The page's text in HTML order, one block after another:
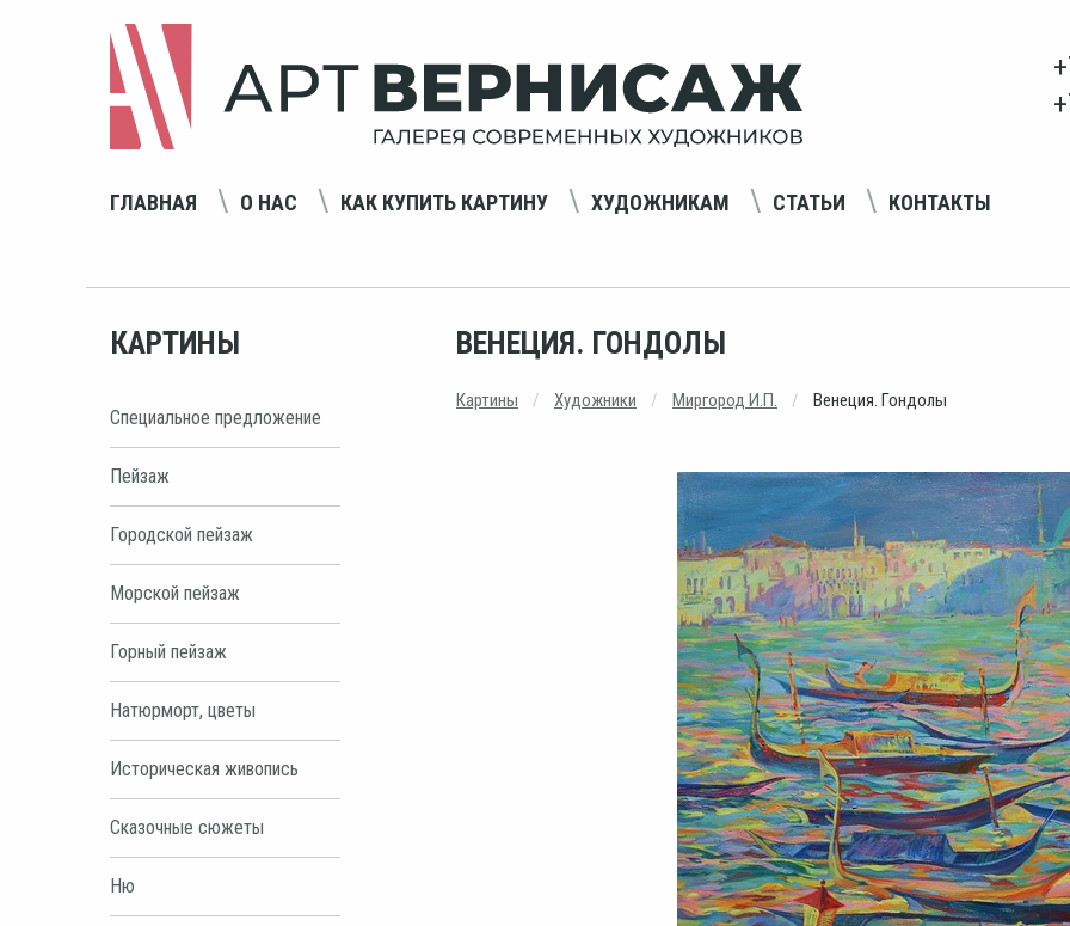
ГЛАВНАЯ О НАС КАК КУПИТЬ КАРТИНУ ХУДОЖНИКАМ СТАТЬИ КОНТАКТЫ
КАРТИНЫ
Специальное предложение
Пейзаж
Городской пейзаж
Морской пейзаж
Горный пейзаж
Натюрморт, цветы
Историческая живопись
Сказочные сюжеты
Ню
ВЕНЕЦИЯ. ГОНДОЛЫ
Картины Художники Миргород И.П. Венеция. Гондолы